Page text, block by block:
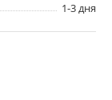
1-3 дня